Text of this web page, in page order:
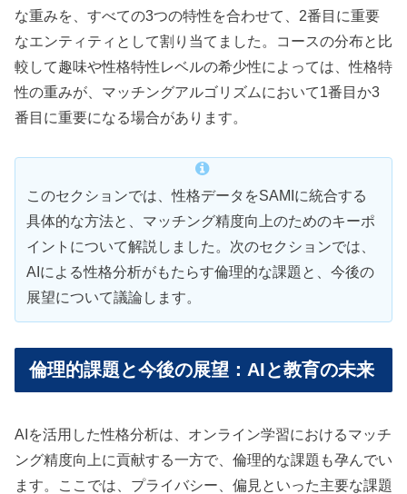
な重みを、すべての3つの特性を合わせて、2番目に重要
なエンティティとして割り当てました。コースの分布と比
較して趣味や性格特性レベルの希少性によっては、性格特
性の重みが、マッチングアルゴリズムにおいて1番目か3
番目に重要になる場合があります。
このセクションでは、性格データをSAMIに統合する
具体的な方法と、マッチング精度向上のためのキーポ
イントについて解説しました。次のセクションでは、
AIによる性格分析がもたらす倫理的な課題と、今後の
展望について議論します。
倫理的課題と今後の展望：AIと教育の未来
AIを活用した性格分析は、オンライン学習におけるマッチ
ング精度向上に貢献する一方で、倫理的な課題も孕んでい
ます。ここでは、プライバシー、偏見といった主要な課題